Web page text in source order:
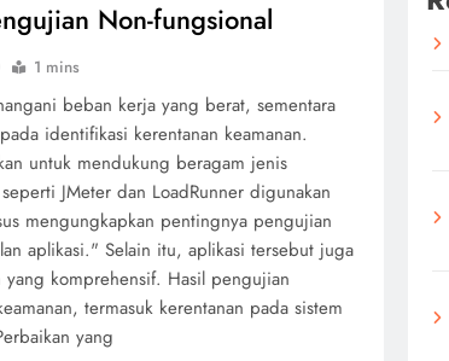
Non-fungsional
1 mins
beban kerja yang berat, sementara
identifikasi kerentanan keamanan.
untuk mendukung beragam jenis
JMeter dan LoadRunner digunakan
mengungkapkan pentingnya pengujian
aplikasi." Selain itu, aplikasi tersebut juga
komprehensif. Hasil pengujian
termasuk kerentanan pada sistem
yang